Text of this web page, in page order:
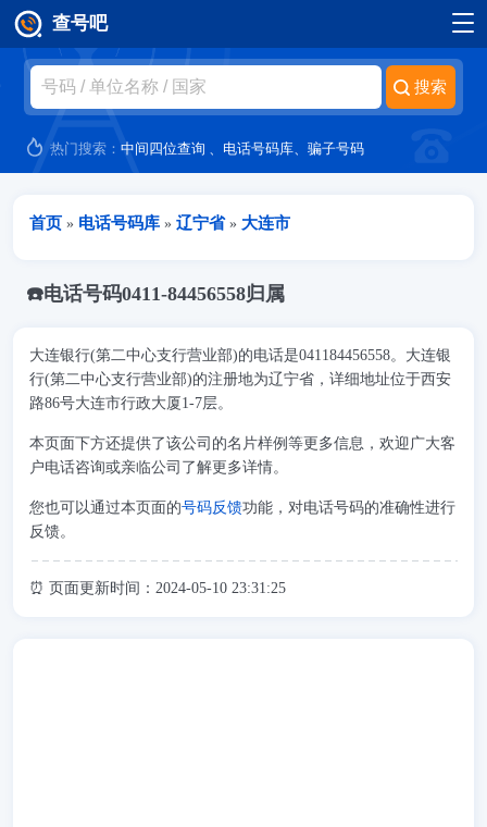
跳转到主要内容
查号吧
热门搜索：中间四位查询 、 电话号码库、骗子号码
当前位置
首页 » 电话号码库 » 辽宁省 » 大连市
☎️电话号码0411-84456558归属
大连银行(第二中心支行营业部)的电话是041184456558。大连银
行(第二中心支行营业部)的注册地为辽宁省，详细地址位于西安
路86号大连市行政大厦1-7层。
本页面下方还提供了该公司的名片样例等更多信息，欢迎广大客
户电话咨询或亲临公司了解更多详情。
您也可以通过本页面的号码反馈功能，对电话号码的准确性进行
反馈。
⏰ 页面更新时间：2024-05-10 23:31:25